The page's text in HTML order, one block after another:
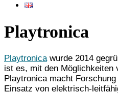
Playtronica
Playtronica wurde 2014
ist es, mit den Möglichkeiten
Playtronica macht
Einsatz von elektrisch-